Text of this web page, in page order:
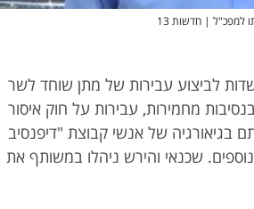
למפכ"ל | חדשות 13
לביצוע עבירות של מתן שוחד לשר
מחמירות, עבירות על חוק איסור
בגיאורגיה של אנשי קבוצת "דיפנסיב
שכנאי והירש ניהלו במשותף את